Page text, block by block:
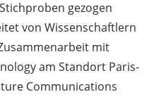
gezogen
von Wissenschaftlern
mit
am Standort Paris-
Communications